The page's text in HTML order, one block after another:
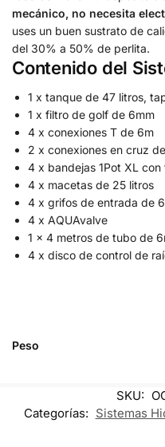
mecánico, no necesita
uses un buen sustrato de
del 30% a 50% de perlita.
Contenido del
1 x tanque de 47 litros,
1 x filtro de golf de 6mm
4 x conexiones T de 6m
2 x conexiones en cruz
4 x bandejas 1Pot XL con
4 x macetas de 25 litros
4 x grifos de entrada de
4 x AQUAvalve
1 x 4 metros de tubo de
4 x disco de control de
Peso
SKU:
Categorías: Sistemas